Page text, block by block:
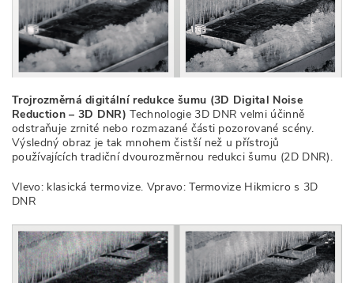
Trojrozměrná digitální redukce šumu (3D Digital Noise
Reduction – 3D DNR) Technologie 3D DNR velmi účinně
odstraňuje zrnité nebo rozmazané části pozorované scény.
Výsledný obraz je tak mnohem čistší než u přístrojů
používajících tradiční dvourozměrnou redukci šumu (2D DNR).
Vlevo: klasická termovize. Vpravo: Termovize Hikmicro s 3D
DNR